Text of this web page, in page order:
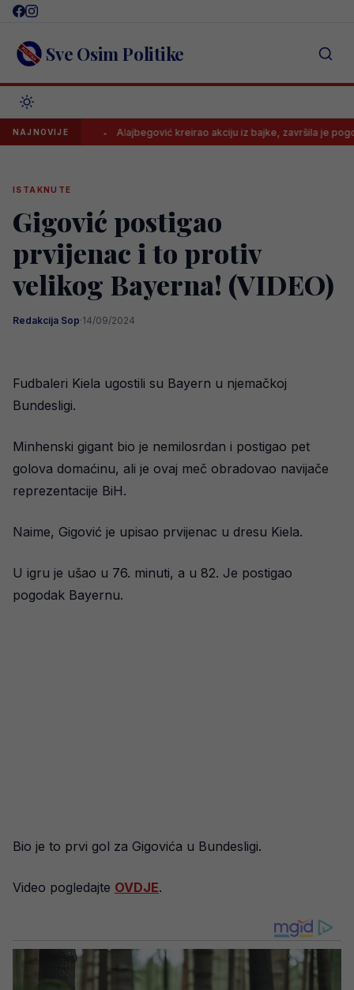
Skip
content Sve Osim Politike
NAJNOVIJE Alajbegović kreirao akciju iz bajke, završila je pogotkom
ISTAKNUTE
Gigović postigao
prvijenac i to protiv
velikog Bayerna! (VIDEO)
Redakcija Sop·14/09/2024
Fudbaleri Kiela ugostili su Bayern u njemačkoj
Bundesligi.
Minhenski gigant bio je nemilosrdan i postigao pet
golova domaćinu, ali je ovaj meč obradovao navijače
reprezentacije BiH.
Naime, Gigović je upisao prvijenac u dresu Kiela.
U igru je ušao u 76. minuti, a u 82. Je postigao
pogodak Bayernu.
Bio je to prvi gol za Gigovića u Bundesligi.
Video pogledajte OVDJE.